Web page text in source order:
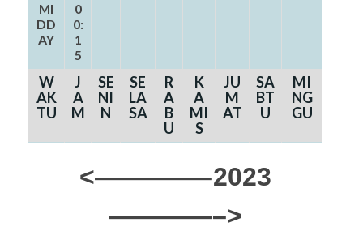
MI
DD
AY
0
0:
1
5
W
AK
TU
J
A
M
SE
NI
N
SE
LA
SA
R
A
B
U
K
A
MI
S
JU
M
AT
SA
BT
U
MI
NG
GU
<————–2023
————–>